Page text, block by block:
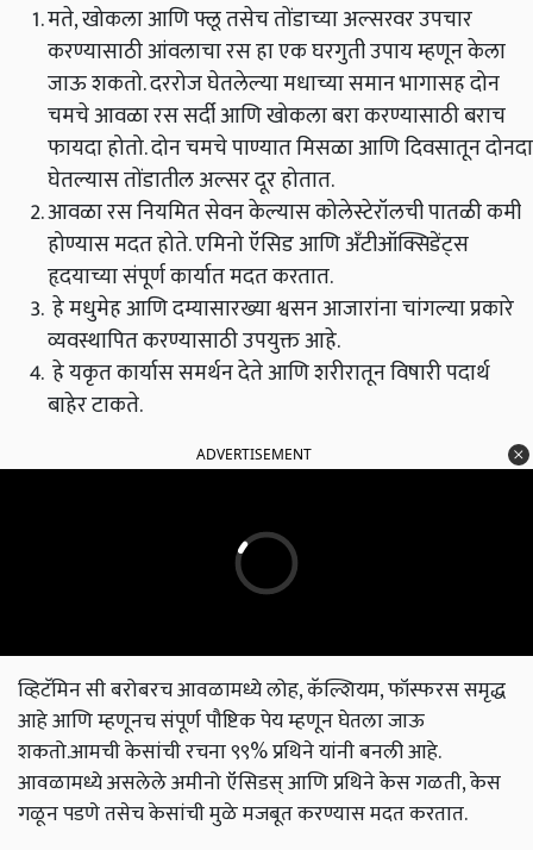
मते, खोकला आणि फ्लू तसेच तोंडाच्या अल्सरवर उपचार
करण्यासाठी आंवलाचा रस हा एक घरगुती उपाय म्हणून केला
जाऊ शकतो. दररोज घेतलेल्या मधाच्या समान भागासह दोन
चमचे आवळा रस सर्दी आणि खोकला बरा करण्यासाठी बराच
फायदा होतो. दोन चमचे पाण्यात मिसळा आणि दिवसातून दोनदा
घेतल्यास तोंडातील अल्सर दूर होतात.
आवळा रस नियमित सेवन केल्यास कोलेस्टेरॉलची पातळी कमी
होण्यास मदत होते. एमिनो ऍसिड आणि अँटीऑक्सिडेंट्स
हृदयाच्या संपूर्ण कार्यात मदत करतात.
हे मधुमेह आणि दम्यासारख्या श्वसन आजारांना चांगल्या प्रकारे
व्यवस्थापित करण्यासाठी उपयुक्त आहे.
हे यकृत कार्यास समर्थन देते आणि शरीरातून विषारी पदार्थ
बाहेर टाकते.
ADVERTISEMENT
व्हिटॅमिन सी बरोबरच आवळामध्ये लोह, कॅल्शियम, फॉस्फरस समृद्ध
आहे आणि म्हणूनच संपूर्ण पौष्टिक पेय म्हणून घेतला जाऊ
शकतो.आमची केसांची रचना ९९% प्रथिने यांनी बनली आहे.
आवळामध्ये असलेले अमीनो ऍसिडस् आणि प्रथिने केस गळती, केस
गळून पडणे तसेच केसांची मुळे मजबूत करण्यास मदत करतात.